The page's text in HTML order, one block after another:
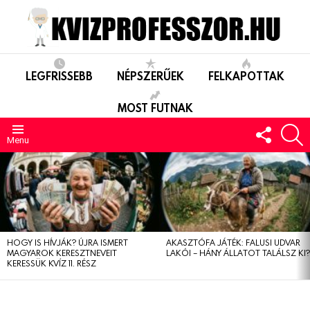
LEGFRISSEBB NÉPSZERŰEK FELKAPOTTAK
MOST FUTNAK
Menu
US
LEGUTÓBBIAK
HOGY IS HÍVJÁK? ÚJRA ISMERT
MAGYAROK KERESZTNEVEIT
KERESSÜK KVÍZ 11. RÉSZ
AKASZTÓFA JÁTÉK: FALUSI UDVAR
LAKÓI – HÁNY ÁLLATOT TALÁLSZ KI?